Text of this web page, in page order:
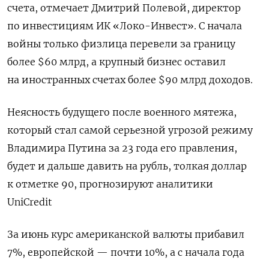
счета, отмечает Дмитрий Полевой, директор
по инвестициям ИК «Локо-Инвест». С начала
войны только физлица перевели за границу
более $60 млрд, а крупный бизнес оставил
на иностранных счетах более $90 млрд доходов.
Неясность будущего после военного мятежа,
который стал самой серьезной угрозой режиму
Владимира Путина за 23 года его правления,
будет и дальше давить на рубль, толкая доллар
к отметке 90, прогнозируют аналитики
UniCredit
За июнь курс американской валюты прибавил
7%, европейской — почти 10%, а с начала года